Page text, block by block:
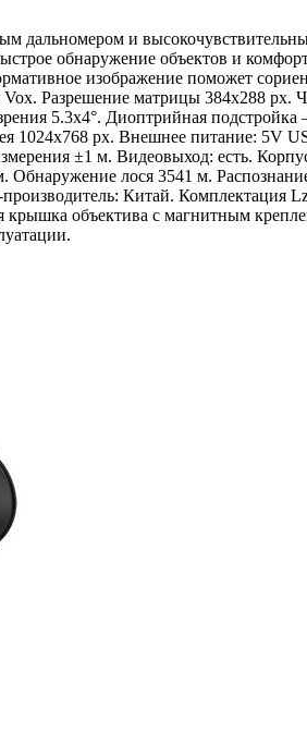
дальномером и
обнаружение объектов и
изображение поможет
Разрешение матрицы 384x288
5.3x4°. Диоптрийная
px. Внешнее питание: 5V
±1 м. Видеовыход: есть.
лося 3541 м.
Китай.
объектива с магнитным